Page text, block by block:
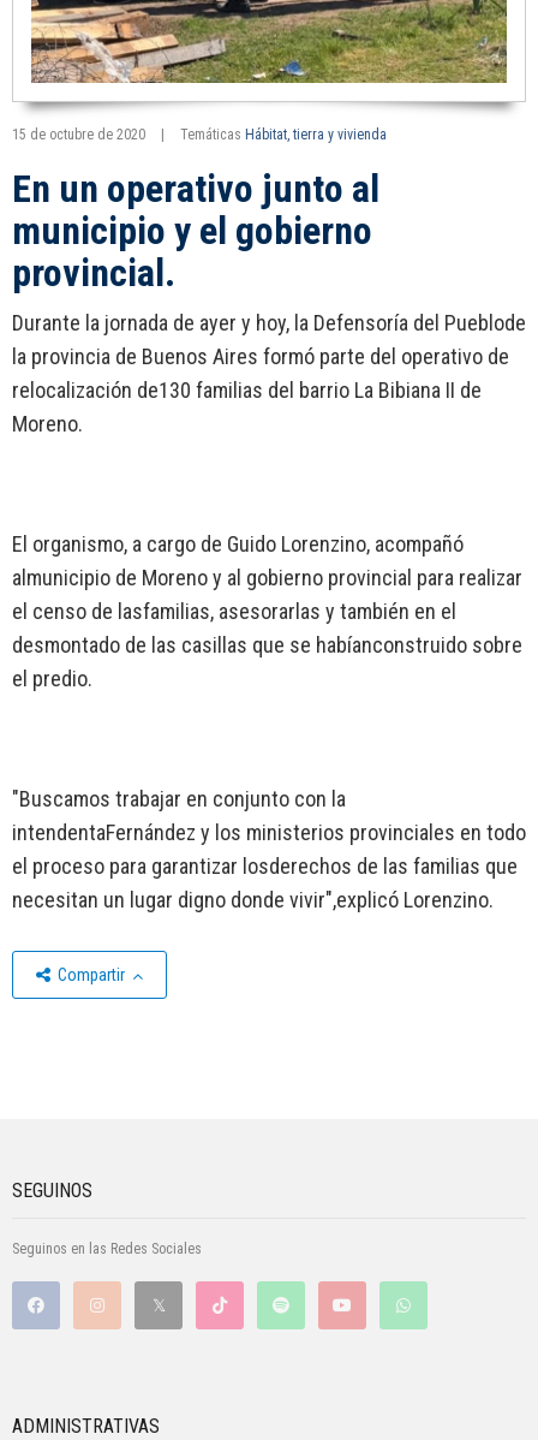
15 de octubre de 2020 Temáticas Hábitat, tierra y vivienda
En un operativo junto al
municipio y el gobierno
provincial.
Durante la jornada de ayer y hoy, la Defensoría del Pueblode
la provincia de Buenos Aires formó parte del operativo de
relocalización de130 familias del barrio La Bibiana II de
Moreno.
El organismo, a cargo de Guido Lorenzino, acompañó
almunicipio de Moreno y al gobierno provincial para realizar
el censo de lasfamilias, asesorarlas y también en el
desmontado de las casillas que se habíanconstruido sobre
el predio.
"Buscamos trabajar en conjunto con la
intendentaFernández y los ministerios provinciales en todo
el proceso para garantizar losderechos de las familias que
necesitan un lugar digno donde vivir",explicó Lorenzino.
Compartir
SEGUINOS
Seguinos en las Redes Sociales
ADMINISTRATIVAS